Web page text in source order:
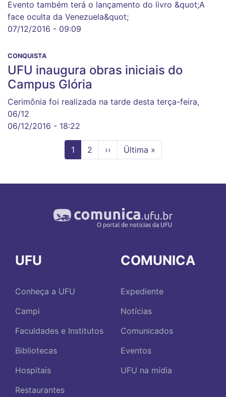
Evento também terá o lançamento do livro &quot;A
face oculta da Venezuela&quot;
07/12/2016 - 09:09
CONQUISTA
UFU inaugura obras iniciais do
Campus Glória
Cerimônia foi realizada na tarde desta terça-feira,
06/12
06/12/2016 - 18:22
Página
atual
1 Page
2
Próxima
página
››
Última
página
Ültima »
UFU
Conheça a UFU
Campi
Faculdades e Institutos
Bibliotecas
Hospitais
Restaurantes
COMUNICA
Expediente
Notícias
Comunicados
Eventos
UFU na mídia